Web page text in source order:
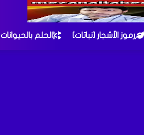
رموز الأشجار [نباتات] الحلم بالحيوانات